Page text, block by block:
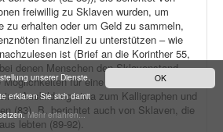
OK
unserer Dienste.
erklären Sie sich damit
Mehr erfahren...
freiwillig zu Sklaven wurden, um
zu erhalten oder um Geld zu sammeln,
finanziell zu unterstützen – wie
ist (Brief an die Korinther 55,
denen Menschen den Sklavenstand
für eine Karriere zu
Ausbildung etwa zum Kalligraphen und
(83). B. berichtet auch von Sklaven, die
lebten (89-92).